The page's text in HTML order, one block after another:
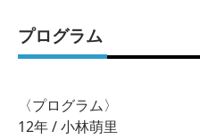
プログラム
〈プログラム〉
12年 / 小林萌里